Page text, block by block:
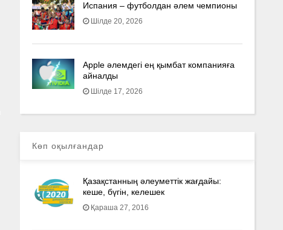
Испания – футболдан әлем чемпионы
Шілде 20, 2026
Apple әлемдегі ең қымбат компанияға
айналды
Шілде 17, 2026
Көп оқылғандар
Қазақстанның әлеуметтік жағдайы:
кеше, бүгін, келешек
Қараша 27, 2016